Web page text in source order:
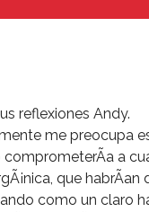
reflexiones Andy.
me preocupa
comprometerÃ­a a
que habrÃ­an
como un claro